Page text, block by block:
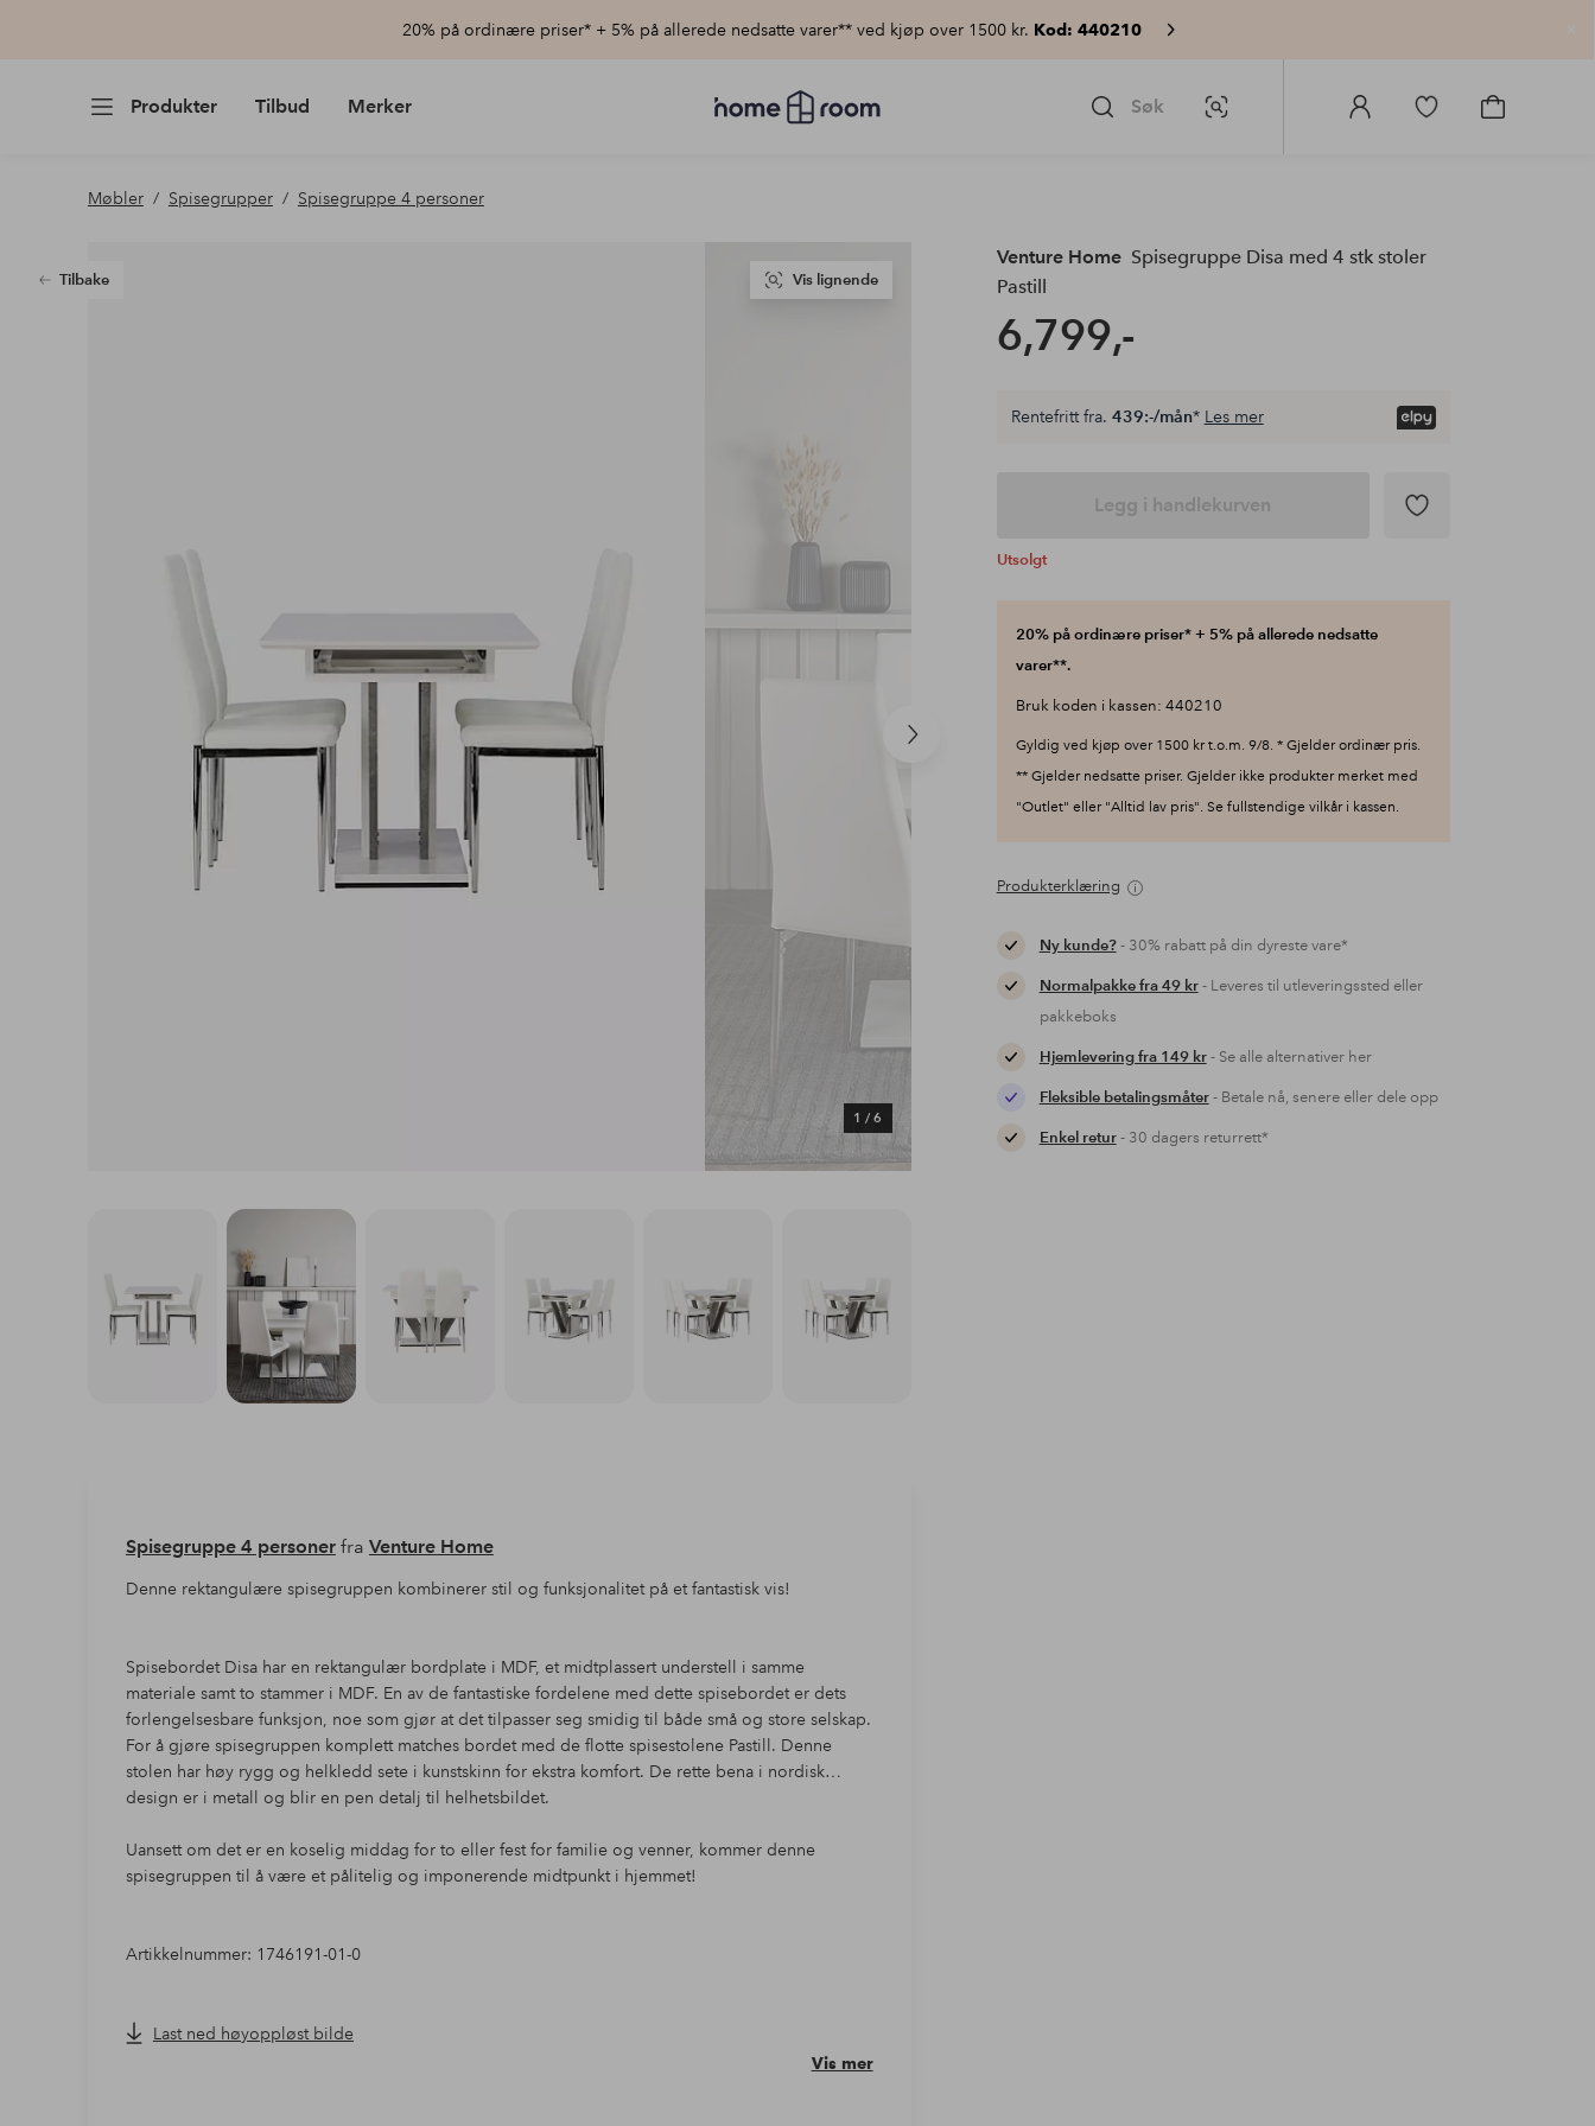
20% på ordinære priser* + 5% på allerede nedsatte varer** ved kjøp over 1500 kr. Kod: 440210
Produkter Tilbud Merker
Homeroom
–
Søk Bildesøk
Logg
Gå
Gå
Møbler Spisegrupper Spisegruppe 4 personer
Tilbake
Neste
1 / 6
Vis lignende
Venture Home Spisegruppe Disa med 4 stk stoler
Pastill
6,799,-
Rentefritt fra. 439:-/mån* Les mer
Legg i handlekurven
Utsolgt
20% på ordinære priser* + 5% på allerede nedsatte
varer**.
Bruk koden i kassen: 440210
Gyldig ved kjøp over 1500 kr t.o.m. 9/8. * Gjelder ordinær pris.
** Gjelder nedsatte priser. Gjelder ikke produkter merket med
"Outlet" eller "Alltid lav pris". Se fullstendige vilkår i kassen.
Produkterklæring
Ny kunde?- 30% rabatt på din dyreste vare*
Normalpakke fra 49 kr- Leveres til utleveringssted eller
pakkeboks
Hjemlevering fra 149 kr- Se alle alternativer her
Fleksible betalingsmåter- Betale nå, senere eller dele opp
Enkel retur- 30 dagers returrett*
Spisegruppe 4 personerfra Venture Home
Denne rektangulære spisegruppen kombinerer stil og funksjonalitet på et fantastisk vis!
Spisebordet Disa har en rektangulær bordplate i MDF, et midtplassert understell i samme
materiale samt to stammer i MDF. En av de fantastiske fordelene med dette spisebordet er dets
forlengelsesbare funksjon, noe som gjør at det tilpasser seg smidig til både små og store selskap.
For å gjøre spisegruppen komplett matches bordet med de flotte spisestolene Pastill. Denne
stolen har høy rygg og helkledd sete i kunstskinn for ekstra komfort. De rette bena i nordisk
design er i metall og blir en pen detalj til helhetsbildet.
Uansett om det er en koselig middag for to eller fest for familie og venner, kommer denne
spisegruppen til å være et pålitelig og imponerende midtpunkt i hjemmet!
Artikkelnummer: 1746191-01-0
Last ned høyoppløst bilde
Vis mer